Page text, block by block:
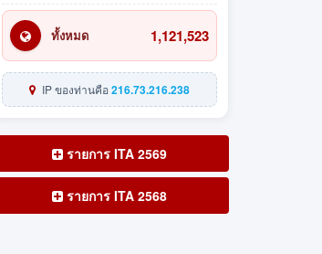
ทั้งหมด 1,121,523
IP ของท่านคือ216.73.216.238
รายการ ITA 2569
รายการ ITA 2568